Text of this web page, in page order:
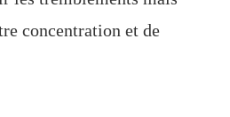
concentration et de